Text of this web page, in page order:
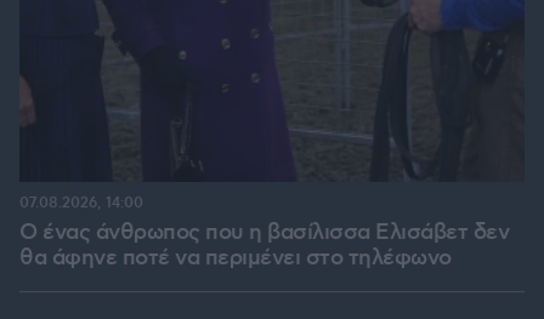
Ο ένας άνθρωπος που η βασίλισσα Ελισάβετ δεν
θα άφηνε ποτέ να περιμένει στο τηλέφωνο
07.08.2026, 14:00